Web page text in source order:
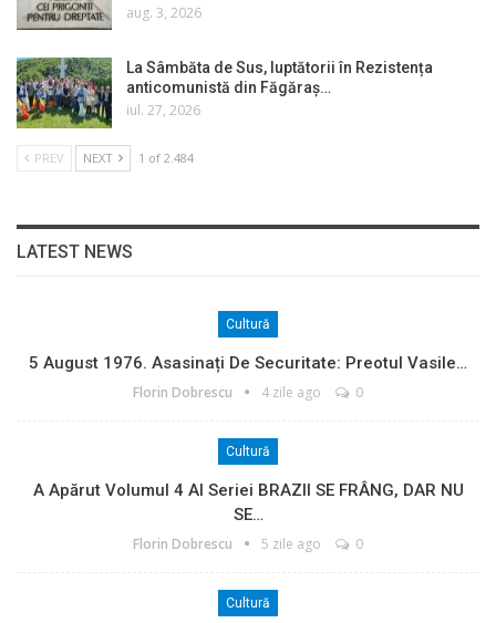
aug. 3, 2026
La Sâmbăta de Sus, luptătorii în Rezistența
anticomunistă din Făgăraș…
iul. 27, 2026
PREV NEXT 1 of 2.484
LATEST NEWS
Cultură
5 August 1976. Asasinați De Securitate: Preotul Vasile…
Florin Dobrescu 4 zile ago 0
Cultură
A Apărut Volumul 4 Al Seriei BRAZII SE FRÂNG, DAR NU
SE…
Florin Dobrescu 5 zile ago 0
Cultură